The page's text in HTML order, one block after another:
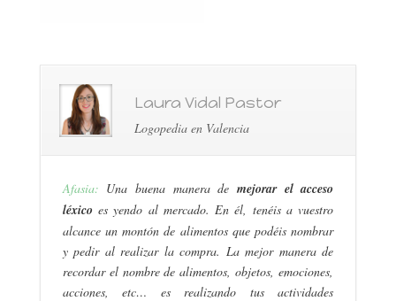
Laura Vidal Pastor
Logopedia en Valencia
Afasia: Una buena manera de mejorar el acceso
léxico es yendo al mercado. En él, tenéis a vuestro
alcance un montón de alimentos que podéis nombrar
y pedir al realizar la compra. La mejor manera de
recordar el nombre de alimentos, objetos, emociones,
acciones, etc… es realizando tus actividades